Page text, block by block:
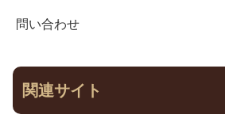
問い合わせ
関連サイト